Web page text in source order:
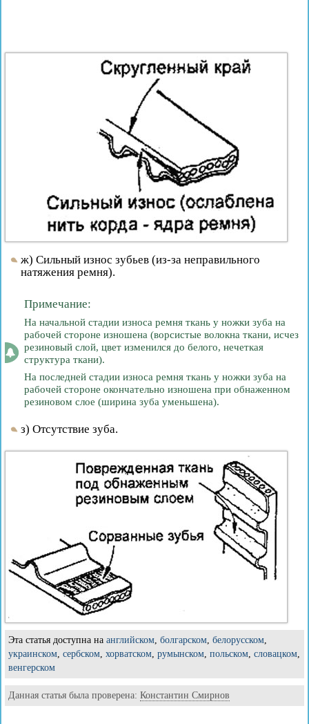
ж) Сильный износ зубьев (из-за неправильного
натяжения ремня).
Примечание:
На начальной стадии износа ремня ткань у ножки зуба на
рабочей стороне изношена (ворсистые волокна ткани, исчез
резиновый слой, цвет изменился до белого, нечеткая
структура ткани).
На последней стадии износа ремня ткань у ножки зуба на
рабочей стороне окончательно изношена при обнаженном
резиновом слое (ширина зуба уменьшена).
з) Отсутствие зуба.
Эта статья доступна на английском, болгарском, белорусском,
украинском, сербском, хорватском, румынском, польском, словацком,
венгерском
Данная статья была проверена: Константин Смирнов